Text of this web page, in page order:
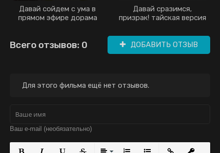
Давай сойдем с ума в
прямом эфире дорама
Давай сразимся,
призрак! тайская версия
Всего отзывов: 0 ДОБАВИТЬ ОТЗЫВ
Для этого фильма ещё нет отзывов.